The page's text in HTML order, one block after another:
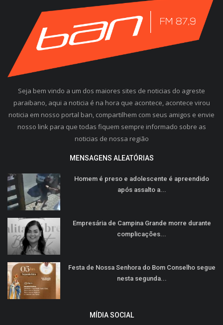
Seja bem vindo a um dos maiores sites de noticias do agreste
paraibano, aqui a noticia é na hora que acontece, acontece virou
noticia em nosso portal ban, compartilhem com seus amigos e envie
nosso link para que todas fiquem sempre informado sobre as
noticias de nossa região
MENSAGENS ALEATÓRIAS
Homem é preso e adolescente é apreendido
após assalto a...
Empresária de Campina Grande morre durante
complicações...
Festa de Nossa Senhora do Bom Conselho segue
nesta segunda...
MÍDIA SOCIAL